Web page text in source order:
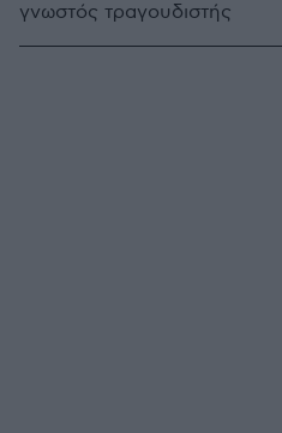
γνωστός τραγουδιστής